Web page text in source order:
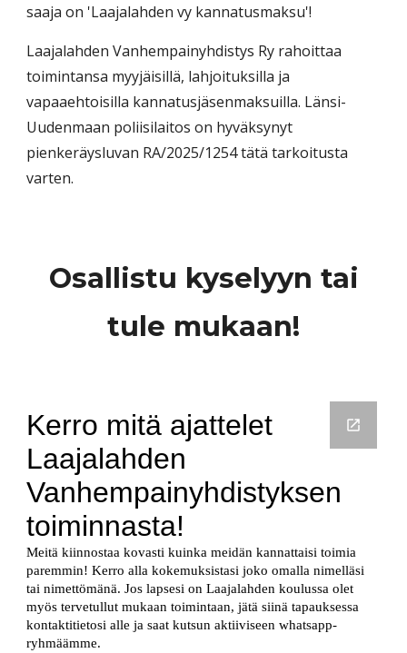
saaja on 'Laajalahden vy kannatusmaksu'!
Laajalahden Vanhempainyhdistys Ry rahoittaa
toimintansa myyjäisillä, lahjoituksilla ja
vapaaehtoisilla kannatusjäsenmaksuilla. Länsi-
Uudenmaan poliisilaitos on hyväksynyt
pienkeräysluvan RA/2025/1254tätä tarkoitusta
varten.
Osallistu kyselyyn tai
tule mukaan!